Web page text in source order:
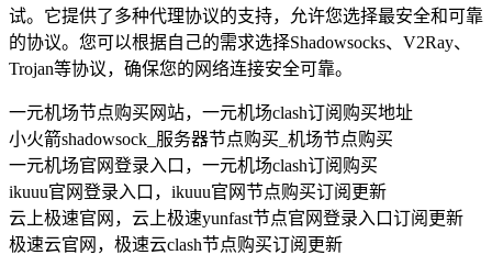
试。它提供了多种代理协议的支持，允许您选择最安全和可靠
的协议。您可以根据自己的需求选择Shadowsocks、V2Ray、
Trojan等协议，确保您的网络连接安全可靠。
一元机场节点购买网站，一元机场clash订阅购买地址
小火箭shadowsock_服务器节点购买_机场节点购买
一元机场官网登录入口，一元机场clash订阅购买
ikuuu官网登录入口，ikuuu官网节点购买订阅更新
云上极速官网，云上极速yunfast节点官网登录入口订阅更新
极速云官网，极速云clash节点购买订阅更新